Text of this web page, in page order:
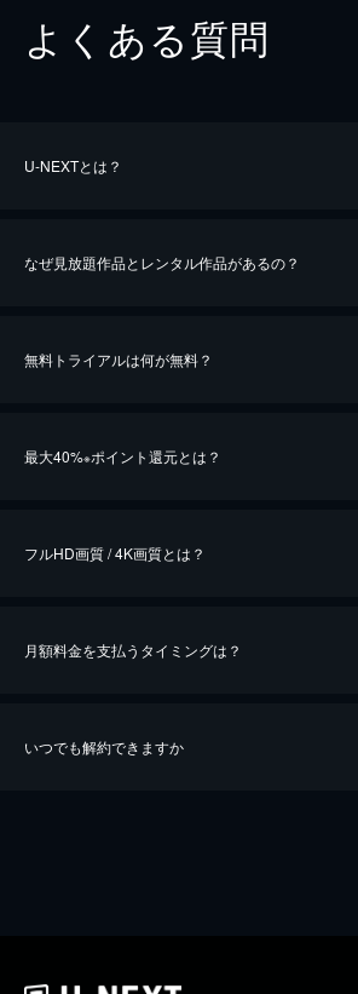
よくある質問
U-NEXTとは？
なぜ見放題作品とレンタル作品があるの？
無料トライアルは何が無料？
最大40%※ポイント還元とは？
※40％ポイント還元の対象は、クレジットカード決済による
iOSアプリのUコイン決済による作品の購入 / レンタルは
フルHD画質 / 4K画質とは？
月額料金を支払うタイミングは？
いつでも解約できますか